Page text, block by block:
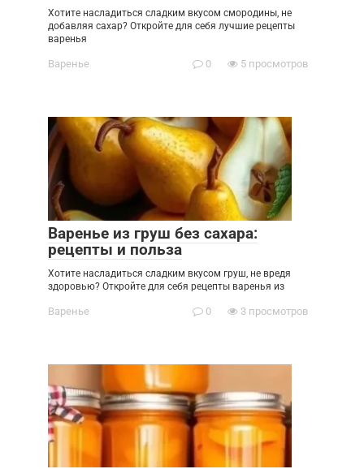
Хотите насладиться сладким вкусом смородины, не
добавляя сахар? Откройте для себя лучшие рецепты
варенья
Варенье 0 5 просмотров
Варенье из груш без сахара:
рецепты и польза
Хотите насладиться сладким вкусом груш, не вредя
здоровью? Откройте для себя рецепты варенья из
Варенье 0 3 просмотров